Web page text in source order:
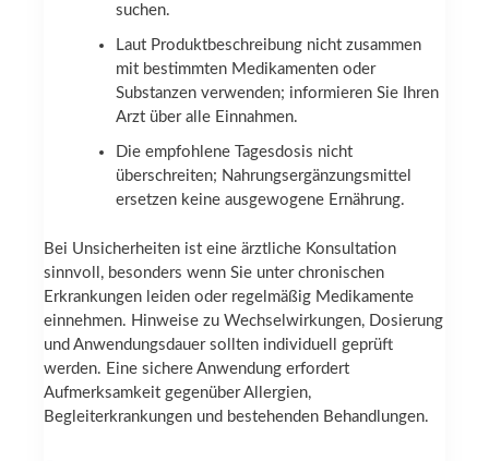
suchen.
Laut Produktbeschreibung nicht zusammen
mit bestimmten Medikamenten oder
Substanzen verwenden; informieren Sie Ihren
Arzt über alle Einnahmen.
Die empfohlene Tagesdosis nicht
überschreiten; Nahrungsergänzungsmittel
ersetzen keine ausgewogene Ernährung.
Bei Unsicherheiten ist eine ärztliche Konsultation
sinnvoll, besonders wenn Sie unter chronischen
Erkrankungen leiden oder regelmäßig Medikamente
einnehmen. Hinweise zu Wechselwirkungen, Dosierung
und Anwendungsdauer sollten individuell geprüft
werden. Eine sichere Anwendung erfordert
Aufmerksamkeit gegenüber Allergien,
Begleiterkrankungen und bestehenden Behandlungen.